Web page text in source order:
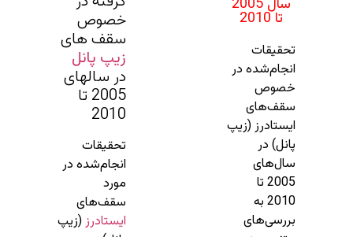
سال 2005
تا 2010
تحقیقات
انجام‌شده در
خصوص
سقف‌های
ایستادرز (زیپ
پانل) در
سال‌های
2005 تا
2010 به
بررسی‌های
خصوص
سقف های
زیپ پانل
در سالهای
2005 تا
2010
تحقیقات
انجام‌شده در
مورد
سقف‌های
ایستادرز (زیپ